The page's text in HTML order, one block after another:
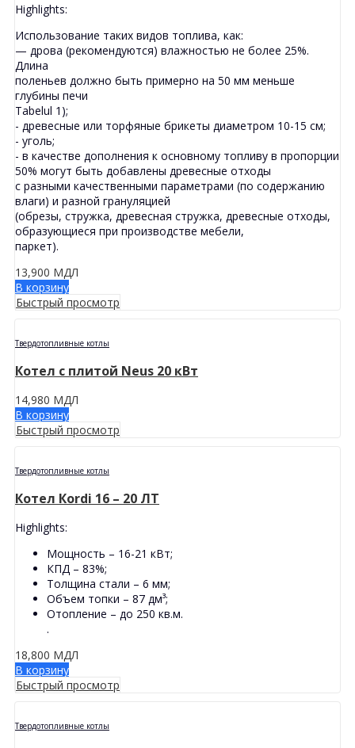
Highlights:
Использование таких видов топлива, как:
— дрова (рекомендуются) влажностью не более 25%.
Длина
поленьев должно быть примерно на 50 мм меньше
глубины печи
Tabelul 1);
- древесные или торфяные брикеты диаметром 10-15 см;
- уголь;
- в качестве дополнения к основному топливу в пропорции
50% могут быть добавлены древесные отходы
с разными качественными параметрами (по содержанию
влаги) и разной грануляцией
(обрезы, стружка, древесная стружка, древесные отходы,
образующиеся при производстве мебели,
паркет).
13,900 МДЛ
В корзину
Быстрый просмотр
Твердотопливные котлы
Котел с плитой Neus 20 кВт
14,980 МДЛ
В корзину
Быстрый просмотр
Твердотопливные котлы
Котел Кordi 16 – 20 ЛТ
Highlights:
Мощность – 16-21 кВт;
КПД – 83%;
Толщина стали – 6 мм;
Объем топки – 87 дм³;
Отопление – до 250 кв.м.
.
18,800 МДЛ
В корзину
Быстрый просмотр
Твердотопливные котлы